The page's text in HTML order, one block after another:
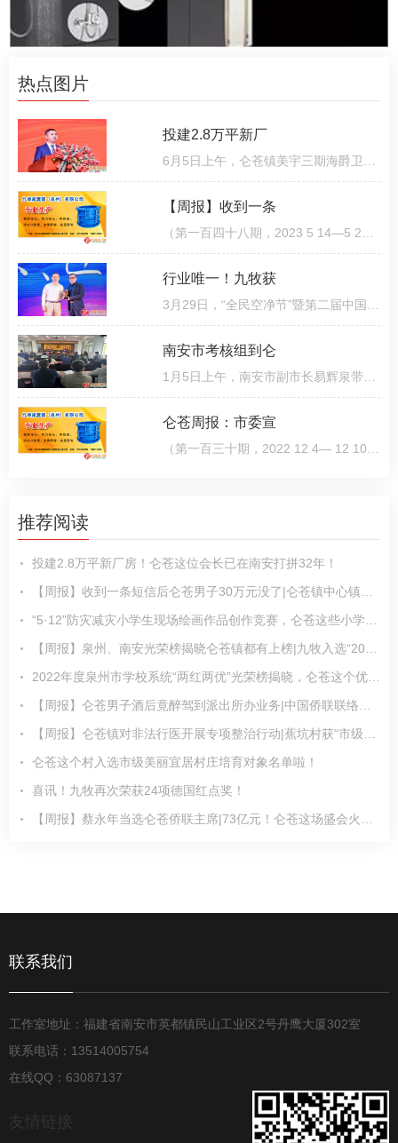
热点图片
投建2.8万平新厂
【周报】收到一条
行业唯一！九牧获
南安市考核组到仑
仑苍周报：市委宣
推荐阅读
投建2.8万平新厂房！仑苍这位会长已在南安打拼32年！
仑苍这个村入选市级美丽宜居村庄培育对象名单啦！
喜讯！九牧再次荣获24项德国红点奖！
联系我们
工作室地址：福建省南安市英都镇民山工业区2号丹鹰大厦302室
联系电话：13514005754
在线QQ：63087137
友情链接